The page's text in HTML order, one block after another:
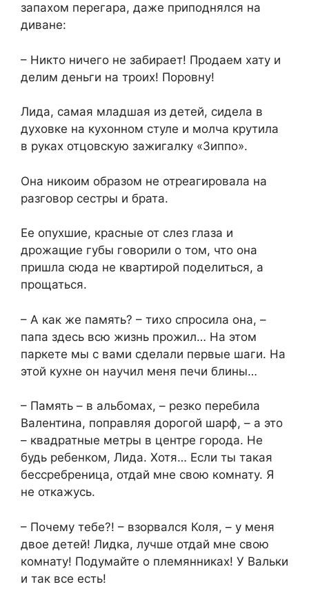
запахом перегара, даже приподнялся на
диване:
– Никто ничего не забирает! Продаем хату и
делим деньги на троих! Поровну!
Лида, самая младшая из детей, сидела в
духовке на кухонном стуле и молча крутила
в руках отцовскую зажигалку «Зиппо».
Она никоим образом не отреагировала на
разговор сестры и брата.
Ее опухшие, красные от слез глаза и
дрожащие губы говорили о том, что она
пришла сюда не квартирой поделиться, а
прощаться.
– А как же память? – тихо спросила она, –
папа здесь всю жизнь прожил… На этом
паркете мы с вами сделали первые шаги. На
этой кухне он научил меня печи блины…
– Память – в альбомах, – резко перебила
Валентина, поправляя дорогой шарф, – а это
– квадратные метры в центре города. Не
будь ребенком, Лида. Хотя… Если ты такая
бессребреница, отдай мне свою комнату. Я
не откажусь.
– Почему тебе?! – взорвался Коля, – у меня
двое детей! Лидка, лучше отдай мне свою
комнату! Подумайте о племянниках! У Вальки
и так все есть!